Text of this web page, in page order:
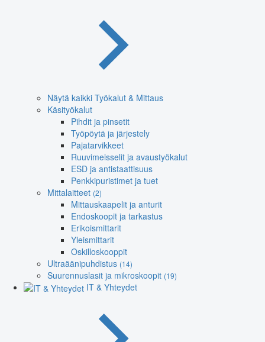
Näytä kaikki Työkalut & Mittaus
Käsityökalut
Pihdit ja pinsetit
Työpöytä ja järjestely
Pajatarvikkeet
Ruuvimeisselit ja avaustyökalut
ESD ja antistaattisuus
Penkkipuristimet ja tuet
Mittalaitteet (2)
Mittauskaapelit ja anturit
Endoskoopit ja tarkastus
Erikoismittarit
Yleismittarit
Oskilloskooppit
Ultraäänipuhdistus (14)
Suurennuslasit ja mikroskoopit (19)
IT & Yhteydet